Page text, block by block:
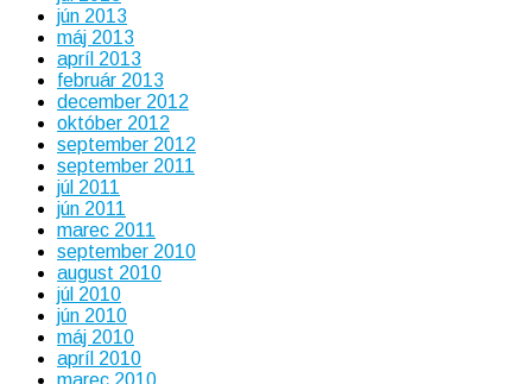
jún 2013
máj 2013
apríl 2013
február 2013
december 2012
október 2012
september 2012
september 2011
júl 2011
jún 2011
marec 2011
september 2010
august 2010
júl 2010
jún 2010
máj 2010
apríl 2010
marec 2010